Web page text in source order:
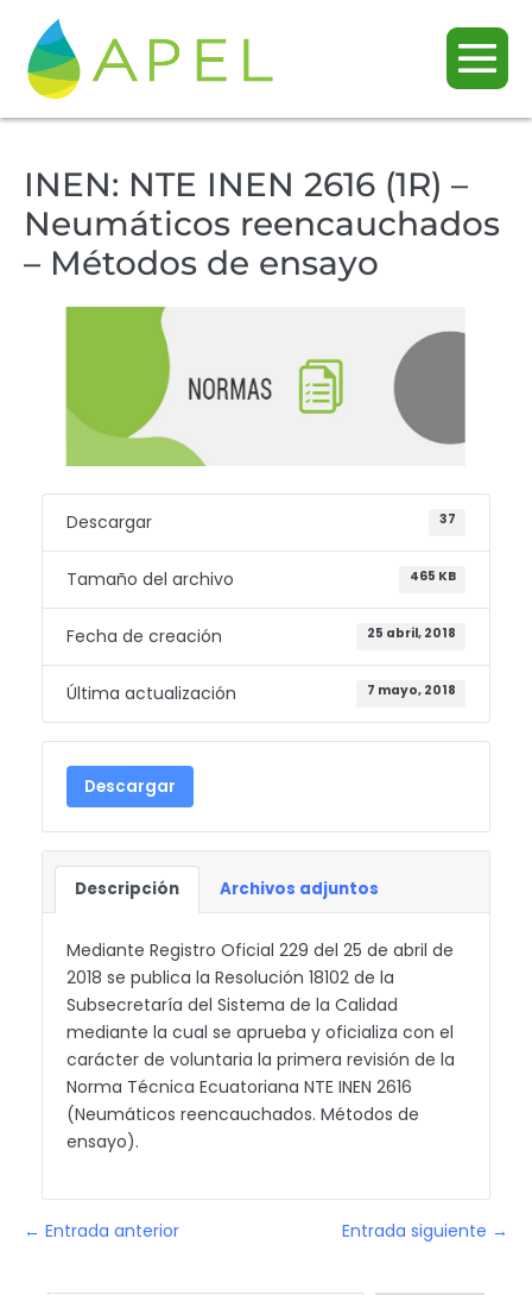
INEN: NTE INEN 2616 (1R) –
Neumáticos reencauchados
– Métodos de ensayo
Descargar 37
Tamaño del archivo 465 KB
Fecha de creación 25 abril, 2018
Última actualización 7 mayo, 2018
Descargar
Descripción Archivos adjuntos
Mediante Registro Oficial 229 del 25 de abril de
2018 se publica la Resolución 18102 de la
Subsecretaría del Sistema de la Calidad
mediante la cual se aprueba y oficializa con el
carácter de voluntaria la primera revisión de la
Norma Técnica Ecuatoriana NTE INEN 2616
(Neumáticos reencauchados. Métodos de
ensayo).
← Entrada anterior Entrada siguiente →